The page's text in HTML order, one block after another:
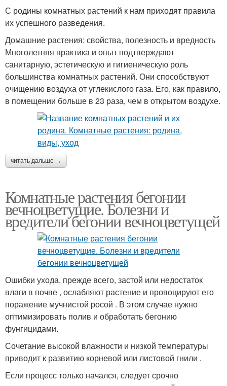
С родины комнатных растений к нам приходят правила
их успешного разведения.
Домашние растения: свойства, полезность и вредность
Многолетняя практика и опыт подтверждают
санитарную, эстетическую и гигиеническую роль
большинства комнатных растений. Они способствуют
очищению воздуха от углекислого газа. Его, как правило,
в помещении больше в 23 раза, чем в открытом воздухе.
читать дальше →
Комнатные растения бегонии
вечноцветущие. Болезни и
вредители бегонии вечноцветущей
Ошибки ухода, прежде всего, застой или недостаток
влаги в почве , ослабляют растение и провоцируют его
поражение мучнистой росой . В этом случае нужно
оптимизировать полив и обработать бегонию
фунгицидами.
Сочетание высокой влажности и низкой температуры
приводит к развитию корневой или листовой гнили .
Если процесс только начался, следует срочно